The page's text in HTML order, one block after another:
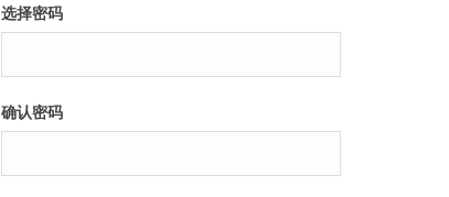
选择密码
确认密码